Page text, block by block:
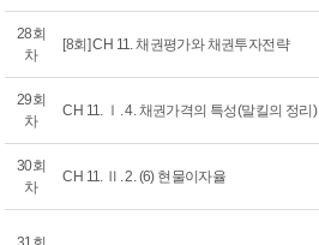
28회
차
[8회] CH 11. 채권평가와 채권투자전략
29회
차
CH 11. Ⅰ. 4. 채권가격의 특성(말킬의 정리)
30회
차
CH 11. Ⅱ. 2. (6) 현물이자율